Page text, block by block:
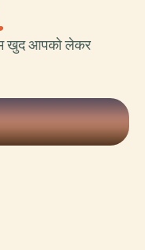
खुद आपको लेकर